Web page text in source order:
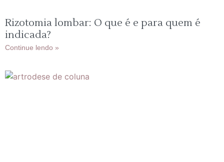
Rizotomia lombar: O que é e para quem é
indicada?
Continue lendo »